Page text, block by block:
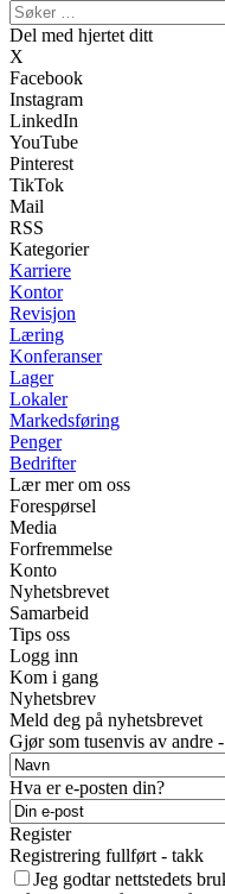
Del med hjertet ditt
X
Facebook
Instagram
LinkedIn
YouTube
Pinterest
TikTok
Mail
RSS
Kategorier
Karriere
Kontor
Revisjon
Læring
Konferanser
Lager
Lokaler
Markedsføring
Penger
Bedrifter
Lær mer om oss
Forespørsel
Media
Forfremmelse
Konto
Nyhetsbrevet
Samarbeid
Tips oss
Logg inn
Kom i gang
Nyhetsbrev
Meld deg på nyhetsbrevet
Gjør som tusenvis av andre
Hva er e-posten din?
Register
Registrering fullført - takk
Jeg godtar nettstedets